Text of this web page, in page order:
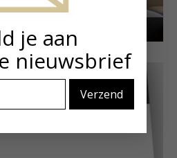
je aan
nieuwsbrief